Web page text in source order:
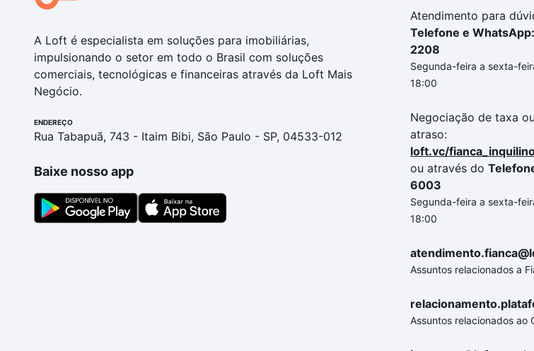
A Loft é especialista em soluções para imobiliárias,
impulsionando o setor em todo o Brasil com soluções
comerciais, tecnológicas e financeiras através da Loft Mais
Negócio.
ENDEREÇO
Rua Tabapuã, 743 - Itaim Bibi, São Paulo - SP, 04533-012
Baixe nosso app
Atendimento para
Telefone e
2208
Segunda-feira a sexta-
18:00
Negociação de taxa
atraso:
loft.vc/
ou através do
6003
Segunda-feira a sexta-
18:00
Assuntos relacionados a
Assuntos relacionados ao